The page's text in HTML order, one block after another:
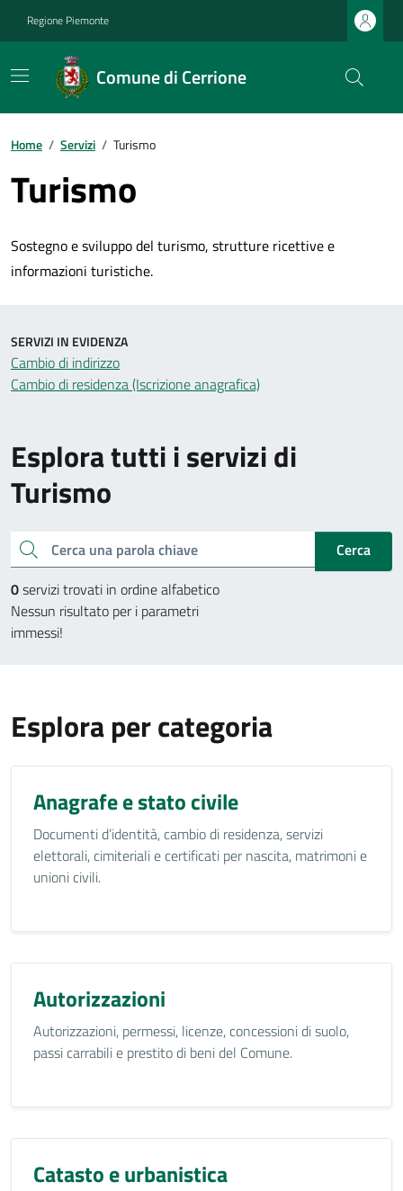
Regione Piemonte
Comune di Cerrione
Home / Servizi / Turismo
Turismo
Sostegno e sviluppo del turismo, strutture ricettive e
informazioni turistiche.
Esplora tutti i servizi di
Turismo
Cerca una parola chiave
Cerca
0servizi trovati in ordine alfabetico
Nessun risultato per i parametri
immessi!
SERVIZI IN EVIDENZA
Cambio di indirizzo
Cambio di residenza (Iscrizione anagrafica)
Esplora per categoria
Anagrafe e stato civile
Documenti d’identità, cambio di residenza, servizi
elettorali, cimiteriali e certificati per nascita, matrimoni e
unioni civili.
Autorizzazioni
Autorizzazioni, permessi, licenze, concessioni di suolo,
passi carrabili e prestito di beni del Comune.
Catasto e urbanistica